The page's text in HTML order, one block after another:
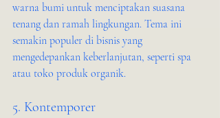
warna bumi untuk menciptakan suasana
tenang dan ramah lingkungan. Tema ini
semakin populer di bisnis yang
mengedepankan keberlanjutan, seperti spa
atau toko produk organik.
5. Kontemporer